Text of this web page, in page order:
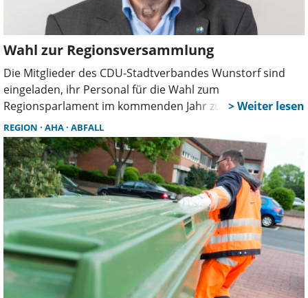
Wahl zur Regionsversammlung
Die Mitglieder des CDU-Stadtverbandes Wunstorf sind
eingeladen, ihr Personal für die Wahl zum
Regionsparlament im kommenden Jahr zu wählen. Die
Wahl findet am 19. November, um 19.30 Uhr im Hofladen
und Café „Wegener´s Hof“ in Liethe statt.
REGION AHA ABFALL